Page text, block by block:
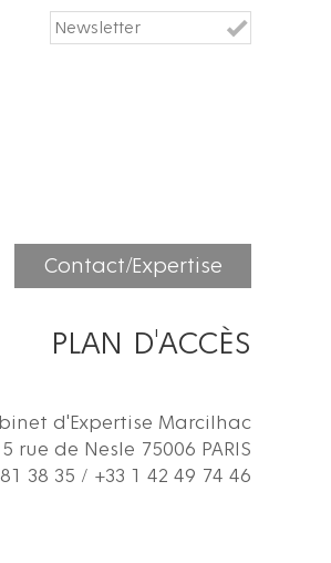
Contact/Expertise
PLAN D'ACCÈS
d'Expertise Marcilhac
5 rue de Nesle 75006 PARIS
38 35 / +33 1 42 49 74 46